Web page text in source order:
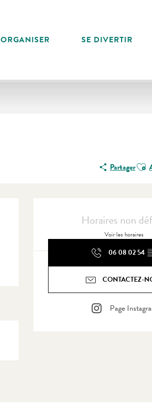
ORGANISER SE DIVERTIR
Partager
Ouverture et
Horaires non
Voir les horaires
06 08 02 54
CONTACTEZ-
Page